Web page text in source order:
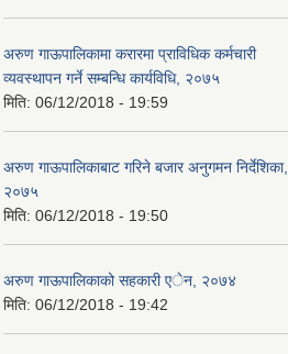
अरुण गाऊपालिकामा करारमा प्राविधिक कर्मचारी
व्यवस्थापन गर्ने सम्बन्धि कार्यविधि, २०७५
मिति: 06/12/2018 - 19:59
अरुण गाऊपालिकाबाट गरिने बजार अनुगमन निर्देशिका,
२०७५
मिति: 06/12/2018 - 19:50
अरुण गाऊपालिकाको सहकारी एेन, २०७४
मिति: 06/12/2018 - 19:42